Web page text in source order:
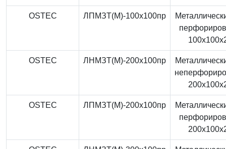
OSTEC ЛПМЗТ(М)-100x100пр
OSTEC ЛНМЗТ(М)-200x100пр
OSTEC ЛПМЗТ(М)-200x100пр